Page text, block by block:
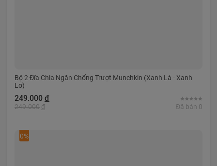
Bộ 2 Đĩa Chia Ngăn Chống Trượt Munchkin (Xanh Lá - Xanh
Lơ)
249.000 đ
249.000 đ Đã bán 0
0%